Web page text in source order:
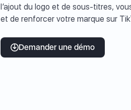
l’ajout du logo et de sous-titres,
et de renforcer votre marque sur
Demander une démo